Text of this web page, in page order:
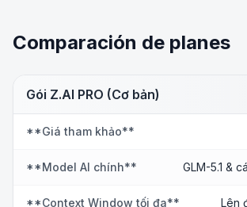
Comparación de planes
Gói Z.AI PRO (Cơ bản)
**Giá tham khảo**
**Model AI chính** GLM-5.1 &
**Context Window tối đa** Lên